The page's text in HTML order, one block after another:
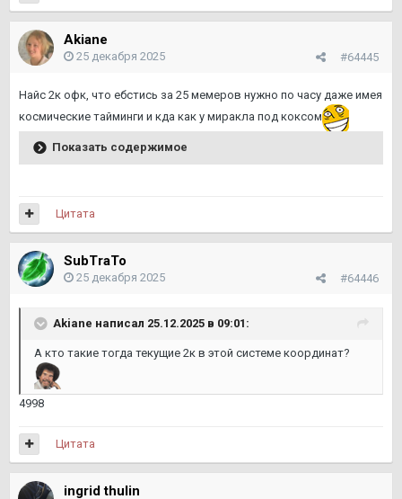
Akiane
#64445
25 декабря 2025
Найс 2к офк, что ебстись за 25 мемеров нужно по часу даже имея
космические тайминги и кда как у миракла под коксом
Показать содержимое
Цитата
SubTraTo
#64446
25 декабря 2025
Akiane написал 25.12.2025 в 09:01:
А кто такие тогда текущие 2к в этой системе координат?
4998
Цитата
ingrid thulin